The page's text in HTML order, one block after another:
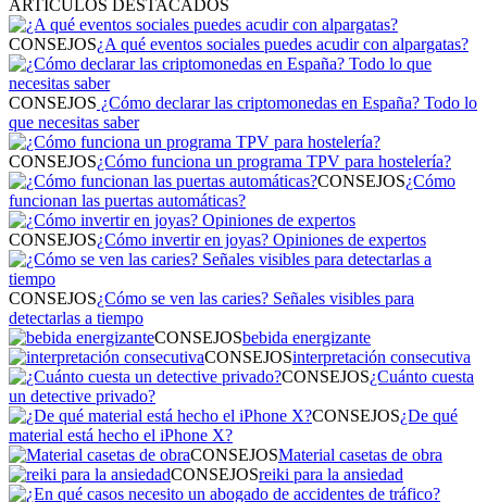
ARTÍCULOS DESTACADOS
CONSEJOS¿A qué eventos sociales puedes acudir con alpargatas?
CONSEJOS ¿Cómo declarar las criptomonedas en España? Todo lo
que necesitas saber
CONSEJOS¿Cómo funciona un programa TPV para hostelería?
CONSEJOS¿Cómo
funcionan las puertas automáticas?
CONSEJOS¿Cómo invertir en joyas? Opiniones de expertos
CONSEJOS¿Cómo se ven las caries? Señales visibles para
detectarlas a tiempo
CONSEJOSbebida energizante
CONSEJOSinterpretación consecutiva
CONSEJOS¿Cuánto cuesta
un detective privado?
CONSEJOS¿De qué
material está hecho el iPhone X?
CONSEJOSMaterial casetas de obra
CONSEJOSreiki para la ansiedad